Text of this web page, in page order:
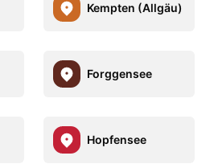
Kempten (Allgäu)
Forggensee
Hopfensee